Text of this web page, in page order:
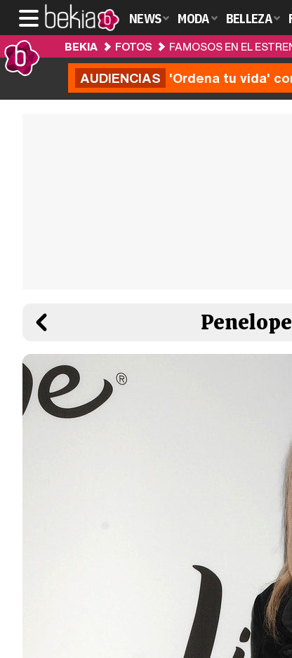
NEWS MODA BELLEZA
BEKIA FOTOS FAMOSOS EN EL
AUDIENCIAS 'Ordena tu vida'